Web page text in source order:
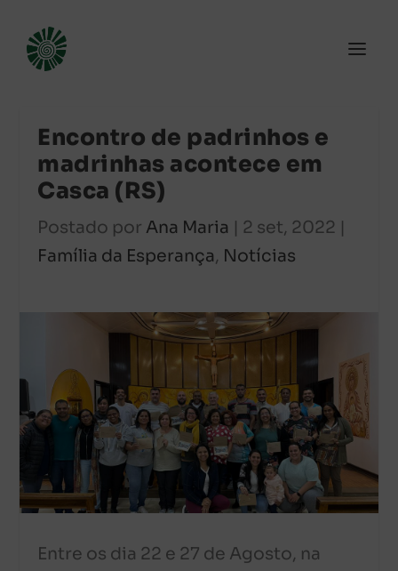
Encontro de padrinhos e
madrinhas acontece em
Casca (RS)
Postado por Ana Maria | 2 set, 2022 |
Família da Esperança, Notícias
Entre os dia 22 e 27 de Agosto, na